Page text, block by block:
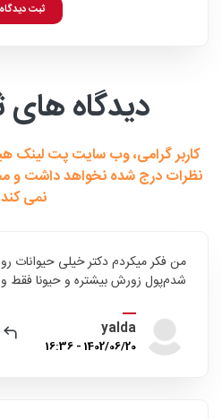
ثبت دیدگاه
دیدگاه
کاربر گرامی، وب سایت پت لینک
نظرات درج شده نخواهد داشت و
نمی
من فکر میکردم دکتر‌ خیلی حیوانات
شدم‌پول زورش بیشتره و حیونا فقط
yalda
1402/06/20 - 16:36